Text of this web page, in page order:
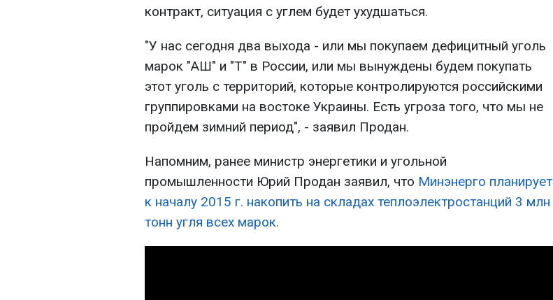
контракт, ситуация с углем будет ухудшаться.
"У нас сегодня два выхода - или мы покупаем дефицитный уголь
марок "АШ" и "Т" в России, или мы вынуждены будем покупать
этот уголь с территорий, которые контролируются российскими
группировками на востоке Украины. Есть угроза того, что мы не
пройдем зимний период", - заявил Продан.
Напомним, ранее министр энергетики и угольной
промышленности Юрий Продан заявил, что Минэнерго планирует
к началу 2015 г. накопить на складах теплоэлектростанций 3 млн
тонн угля всех марок.